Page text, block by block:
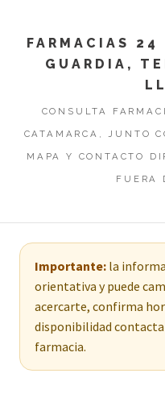
FARMACIAS 24
GUARDIA,
CONSULTA
CATAMARCA, JUNTO
MAPA Y CONTACTO
FUERA
Importante:la
orientativa y puede
acercarte, confirma
disponibilidad
farmacia.